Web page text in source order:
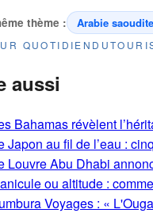
thème : Arabie saoudite
aussi
Bahamas révèlent
Japon au fil de l’eau :
Louvre Abu Dhabi
ou altitude :
Voyages : «